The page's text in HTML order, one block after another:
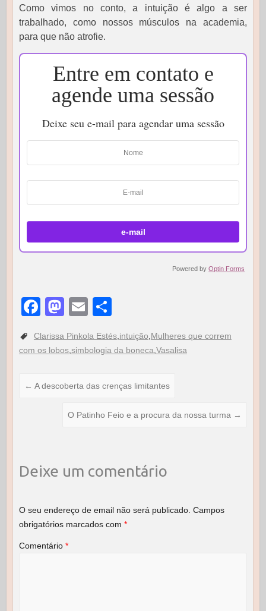
Como vimos no conto, a intuição é algo a ser
trabalhado, como nossos músculos na academia,
para que não atrofie.
Entre em contato e
agende uma sessão
Deixe seu e-mail para agendar uma sessão
Powered byOptin Forms
F
c
b
M
st
d
n
E
ail ar
Clarissa Pinkola Estés, intuição Mulheres que correm
com os lobos, simbologia da boneca Vasalisa
← A descoberta das crenças limitantes
O Patinho Feio e a procura da nossa turma →
Deixe um comentário
O seu endereço de email não será publicado. Campos
obrigatórios marcados com *
Comentário *